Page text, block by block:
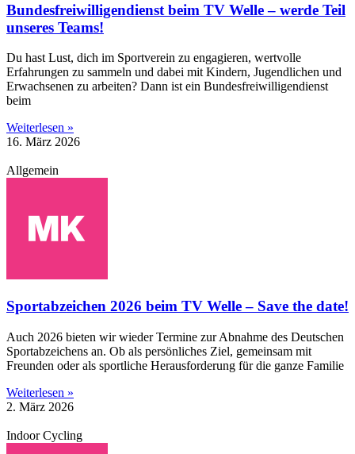
Bundesfreiwilligendienst beim TV Welle – werde Teil
unseres Teams!
Du hast Lust, dich im Sportverein zu engagieren, wertvolle
Erfahrungen zu sammeln und dabei mit Kindern, Jugendlichen und
Erwachsenen zu arbeiten? Dann ist ein Bundesfreiwilligendienst
beim
Weiterlesen »
16. März 2026
Allgemein
Sportabzeichen 2026 beim TV Welle – Save the date!
Auch 2026 bieten wir wieder Termine zur Abnahme des Deutschen
Sportabzeichens an. Ob als persönliches Ziel, gemeinsam mit
Freunden oder als sportliche Herausforderung für die ganze Familie
Weiterlesen »
2. März 2026
Indoor Cycling